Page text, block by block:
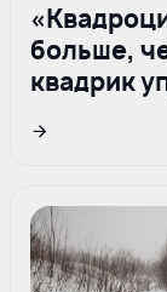
больше,
квадрик
Подрбнее